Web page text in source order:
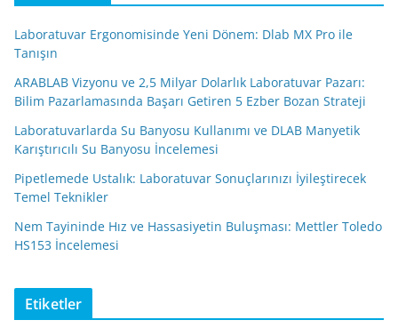
Laboratuvar Ergonomisinde Yeni Dönem: Dlab MX Pro ile
Tanışın
ARABLAB Vizyonu ve 2,5 Milyar Dolarlık Laboratuvar Pazarı:
Bilim Pazarlamasında Başarı Getiren 5 Ezber Bozan Strateji
Laboratuvarlarda Su Banyosu Kullanımı ve DLAB Manyetik
Karıştırıcılı Su Banyosu İncelemesi
Pipetlemede Ustalık: Laboratuvar Sonuçlarınızı İyileştirecek
Temel Teknikler
Nem Tayininde Hız ve Hassasiyetin Buluşması: Mettler Toledo
HS153 İncelemesi
Etiketler